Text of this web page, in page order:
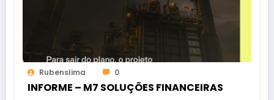
Rubenslima 0
INFORME – M7 SOLUÇÕES FINANCEIRAS